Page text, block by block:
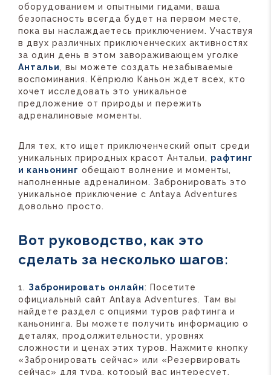
оборудованием и опытными гидами, ваша
безопасность всегда будет на первом месте,
пока вы наслаждаетесь приключением. Участвуя
в двух различных приключенческих активностях
за один день в этом завораживающем уголке
Антальи, вы можете создать незабываемые
воспоминания. Кёпрюлю Каньон ждет всех, кто
хочет исследовать это уникальное
предложение от природы и пережить
адреналиновые моменты.
Для тех, кто ищет приключенческий опыт среди
уникальных природных красот Антальи, рафтинг
и каньонинг обещают волнение и моменты,
наполненные адреналином. Забронировать это
уникальное приключение с Antaya Adventures
довольно просто.
Вот руководство, как это
сделать за несколько шагов:
Забронировать онлайн: Посетите
официальный сайт Antaya Adventures. Там вы
найдете раздел с опциями туров рафтинга и
каньонинга. Вы можете получить информацию о
деталях, продолжительности, уровнях
сложности и ценах этих туров. Нажмите кнопку
«Забронировать сейчас» или «Резервировать
сейчас» для тура, который вас интересует.